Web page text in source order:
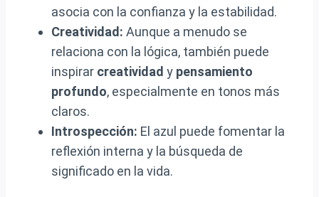
asocia con la confianza y la estabilidad.
Creatividad: Aunque a menudo se
relaciona con la lógica, también puede
inspirar creatividad y pensamiento
profundo, especialmente en tonos más
claros.
Introspección: El azul puede fomentar la
reflexión interna y la búsqueda de
significado en la vida.